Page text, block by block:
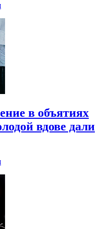
в объятиях
вдове дали